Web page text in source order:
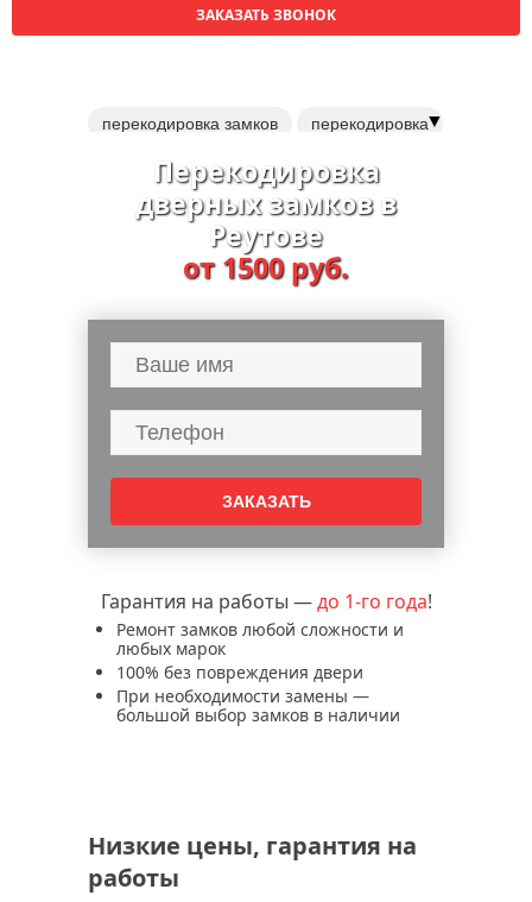
ЗАКАЗАТЬ ЗВОНОК
перекодировка замков
перекодировка
электромеханические замки
навесные замки
установка дверных доводчиков
▼
Перекодировка
дверных замков в
Реутове
от 1500 руб.
Гарантия на работы —до 1-го года!
Ремонт замков любой сложности и
любых марок
100% без повреждения двери
При необходимости замены —
большой выбор замков в наличии
Низкие цены, гарантия на
работы